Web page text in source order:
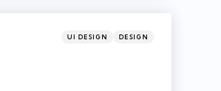
Categories
Posted
UI DESIGN DESIGN